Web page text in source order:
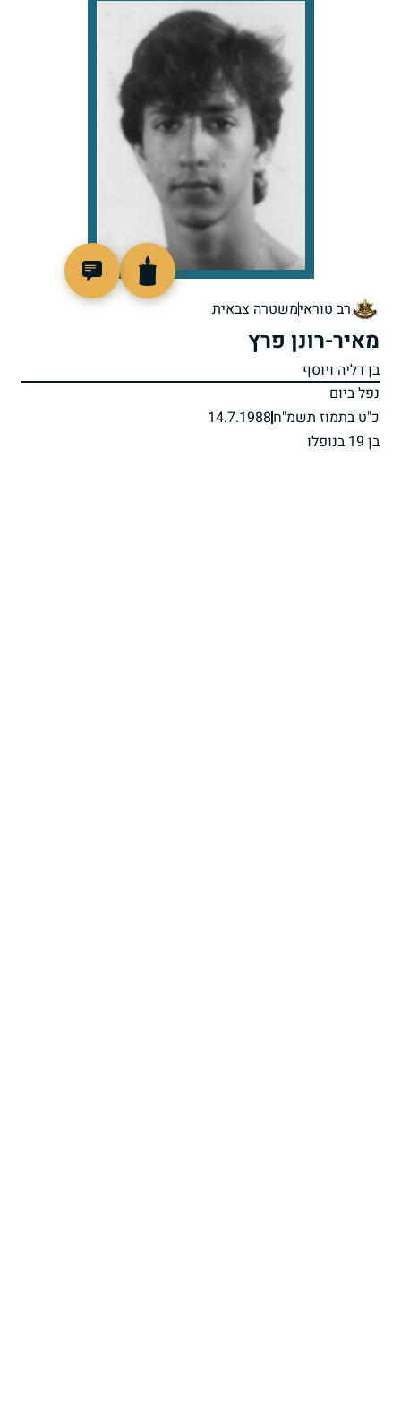
רב טוראימשטרה צבאית
מאיר-רונן פרץ
בן דליה ויוסף
נפל ביום
כ"ט בתמוז תשמ"ח14.7.1988
בן 19 בנופלו